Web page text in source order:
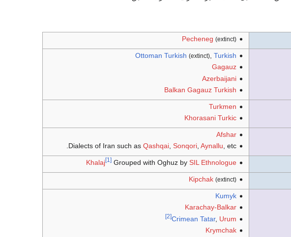
Pecheneg (extinct)
Ottoman Turkish (extinct), Turkish
Gagauz
Azerbaijani
Balkan Gagauz Turkish
Turkmen
Khorasani Turkic
Afshar
Dialects of Iran such as Qashqai, Sonqori, Aynallu, etc.
Khalaj [1]Grouped with Oghuz by SIL Ethnologue
Kipchak (extinct)
Kumyk
Karachay-Balkar
Crimean Tatar, Urum
[2]
Krymchak